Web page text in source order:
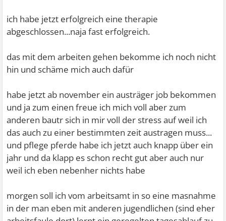
ich habe jetzt erfolgreich eine therapie
abgeschlossen...naja fast erfolgreich.
das mit dem arbeiten gehen bekomme ich noch nicht
hin und schäme mich auch dafür
habe jetzt ab november ein austräger job bekommen
und ja zum einen freue ich mich voll aber zum
anderen bautr sich in mir voll der stress auf weil ich
das auch zu einer bestimmten zeit austragen muss...
und pflege pferde habe ich jetzt auch knapp über ein
jahr und da klapp es schon recht gut aber auch nur
weil ich eben nebenher nichts habe
morgen soll ich vom arbeitsamt in so eine masnahme
in der man eben mit anderen jugendlichen (sind eher